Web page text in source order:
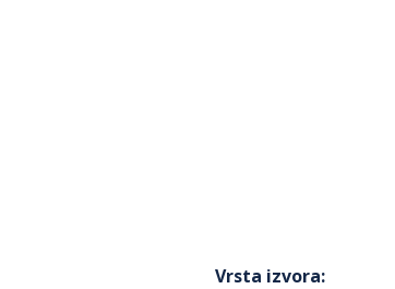
Vrsta izvora: